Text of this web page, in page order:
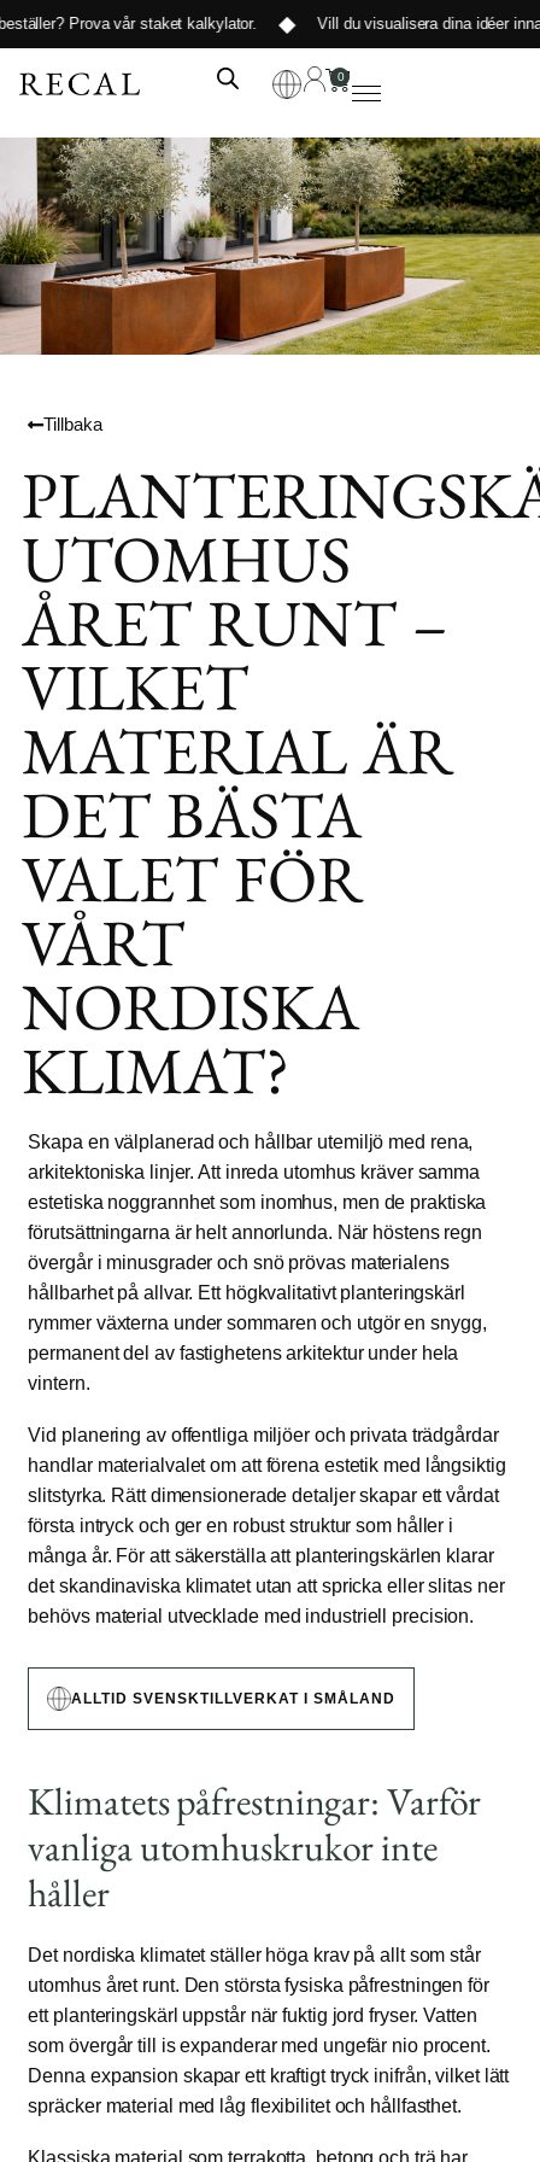
Prova vår staket kalkylator. Vill du visualisera dina idéer innan
0
Tillbaka
UTOMHUS
ÅRET RUNT –
VILKET
MATERIAL ÄR
DET BÄSTA
VALET FÖR
VÅRT
NORDISKA
KLIMAT?
Skapa en välplanerad och hållbar utemiljö med rena,
arkitektoniska linjer. Att inreda utomhus kräver samma
estetiska noggrannhet som inomhus, men de praktiska
förutsättningarna är helt annorlunda. När höstens regn
övergår i minusgrader och snö prövas materialens
hållbarhet på allvar. Ett högkvalitativt planteringskärl
rymmer växterna under sommaren och utgör en snygg,
permanent del av fastighetens arkitektur under hela
vintern.
Vid planering av offentliga miljöer och privata trädgårdar
handlar materialvalet om att förena estetik med långsiktig
slitstyrka. Rätt dimensionerade detaljer skapar ett vårdat
första intryck och ger en robust struktur som håller i
många år. För att säkerställa att planteringskärlen klarar
det skandinaviska klimatet utan att spricka eller slitas ner
behövs material utvecklade med industriell precision.
ALLTID SVENSKTILLVERKAT I SMÅLAND
Klimatets påfrestningar: Varför
vanliga utomhuskrukor inte
håller
Det nordiska klimatet ställer höga krav på allt som står
utomhus året runt. Den största fysiska påfrestningen för
ett planteringskärl uppstår när fuktig jord fryser. Vatten
som övergår till is expanderar med ungefär nio procent.
Denna expansion skapar ett kraftigt tryck inifrån, vilket lätt
spräcker material med låg flexibilitet och hållfasthet.
Klassiska material som terrakotta, betong och trä har